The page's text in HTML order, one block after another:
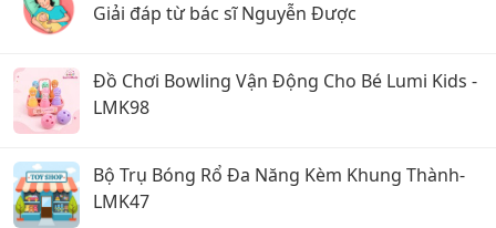
Giải đáp từ bác sĩ Nguyễn Được
Đồ Chơi Bowling Vận Động Cho Bé Lumi Kids -
LMK98
Bộ Trụ Bóng Rổ Đa Năng Kèm Khung Thành-
LMK47